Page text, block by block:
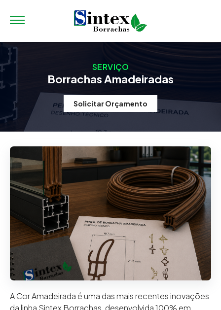
SERVIÇO
Borrachas Amadeiradas
Solicitar Orçamento
A Cor Amadeirada é uma das mais recentes inovações
da linha Sintex Borrachas, desenvolvida 100% em